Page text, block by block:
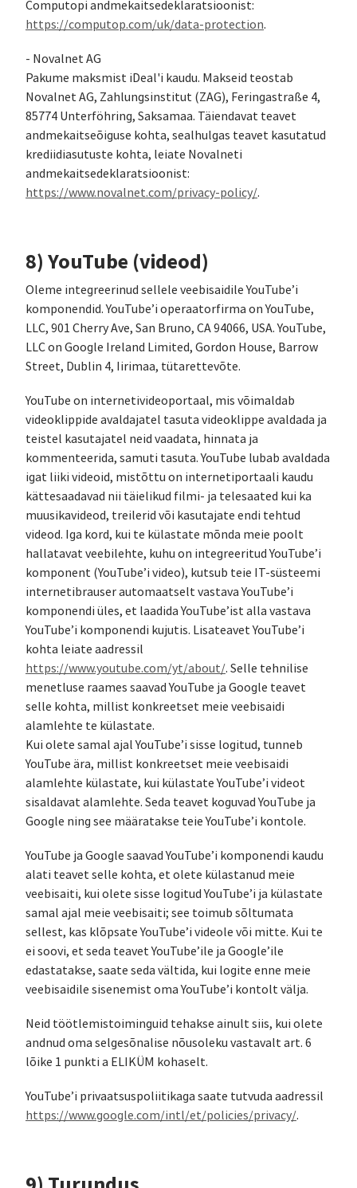
Computopi andmekaitsedeklaratsioonist:
https://computop.com/uk/data-protection.
- Novalnet AG
Pakume maksmist iDeal'i kaudu. Makseid teostab
Novalnet AG, Zahlungsinstitut (ZAG), Feringastraße 4,
85774 Unterföhring, Saksamaa. Täiendavat teavet
andmekaitseõiguse kohta, sealhulgas teavet kasutatud
krediidiasutuste kohta, leiate Novalneti
andmekaitsedeklaratsioonist:
https://www.novalnet.com/privacy-policy/.
8) YouTube (videod)
Oleme integreerinud sellele veebisaidile YouTube’i
komponendid. YouTube’i operaatorfirma on YouTube,
LLC, 901 Cherry Ave, San Bruno, CA 94066, USA. YouTube,
LLC on Google Ireland Limited, Gordon House, Barrow
Street, Dublin 4, Iirimaa, tütarettevõte.
YouTube on internetivideoportaal, mis võimaldab
videoklippide avaldajatel tasuta videoklippe avaldada ja
teistel kasutajatel neid vaadata, hinnata ja
kommenteerida, samuti tasuta. YouTube lubab avaldada
igat liiki videoid, mistõttu on internetiportaali kaudu
kättesaadavad nii täielikud filmi- ja telesaated kui ka
muusikavideod, treilerid või kasutajate endi tehtud
videod. Iga kord, kui te külastate mõnda meie poolt
hallatavat veebilehte, kuhu on integreeritud YouTube’i
komponent (YouTube’i video), kutsub teie IT-süsteemi
internetibrauser automaatselt vastava YouTube’i
komponendi üles, et laadida YouTube’ist alla vastava
YouTube’i komponendi kujutis. Lisateavet YouTube’i
kohta leiate aadressil
https://www.youtube.com/yt/about/. Selle tehnilise
menetluse raames saavad YouTube ja Google teavet
selle kohta, millist konkreetset meie veebisaidi
alamlehte te külastate.
Kui olete samal ajal YouTube’i sisse logitud, tunneb
YouTube ära, millist konkreetset meie veebisaidi
alamlehte külastate, kui külastate YouTube’i videot
sisaldavat alamlehte. Seda teavet koguvad YouTube ja
Google ning see määratakse teie YouTube’i kontole.
YouTube ja Google saavad YouTube’i komponendi kaudu
alati teavet selle kohta, et olete külastanud meie
veebisaiti, kui olete sisse logitud YouTube’i ja külastate
samal ajal meie veebisaiti; see toimub sõltumata
sellest, kas klõpsate YouTube’i videole või mitte. Kui te
ei soovi, et seda teavet YouTube’ile ja Google’ile
edastatakse, saate seda vältida, kui logite enne meie
veebisaidile sisenemist oma YouTube’i kontolt välja.
Neid töötlemistoiminguid tehakse ainult siis, kui olete
andnud oma selgesõnalise nõusoleku vastavalt art. 6
lõike 1 punkti a ELIKÜM kohaselt.
YouTube’i privaatsuspoliitikaga saate tutvuda aadressil
https://www.google.com/intl/et/policies/privacy/.